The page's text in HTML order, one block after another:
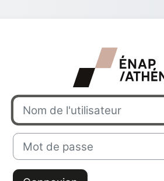
Nom de l'utilisateur
Mot de passe